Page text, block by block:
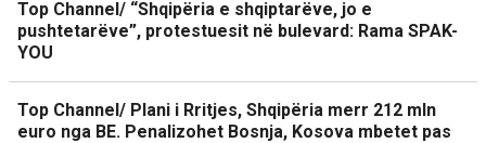
Top Channel/ “Shqipëria e shqiptarëve, jo e
pushtetarëve”, protestuesit në bulevard: Rama SPAK-
YOU
Top Channel/ Plani i Rritjes, Shqipëria merr 212 mln
euro nga BE. Penalizohet Bosnja, Kosova mbetet pas